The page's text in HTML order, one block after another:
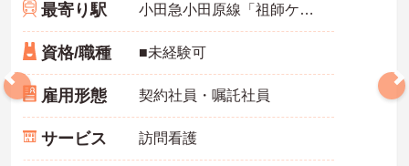
・育休取得率100%・育休後就業復帰率100%と、育児と仕事を両立
できる体制が整っています
・育児短時間勤務が小学4年生まで利用でき、法令より長い期間サポ
ートを受けることができます
・「くるみん」「えるぼし」「トモニン」の3つの厚生労働省認定を
取得しており、ライフステージに合わせた長期就業が実現できる職
最寄り駅 小田急小田原線「祖師ケ谷大蔵駅」徒歩6分
資格/職種 ■未経験可
雇用形態 契約社員・嘱託社員
サービス 訪問看護